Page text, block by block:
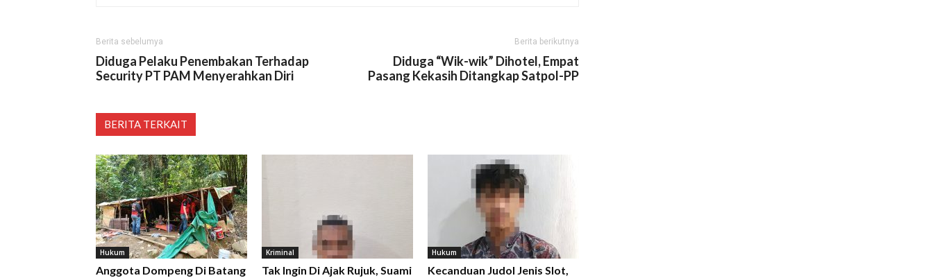
Berita sebelumya
Diduga Pelaku Penembakan Terhadap
Security PT PAM Menyerahkan Diri
Berita berikutnya
Diduga “Wik-wik” Dihotel, Empat
Pasang Kekasih Ditangkap Satpol-PP
BERITA TERKAIT
Hukum
Anggota Dompeng Di Batang
Kriminal
Tak Ingin Di Ajak Rujuk, Suami
Hukum
Kecanduan Judol Jenis Slot,